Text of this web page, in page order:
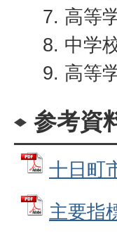
高等
中学
高等
参考資
十日町
主要指